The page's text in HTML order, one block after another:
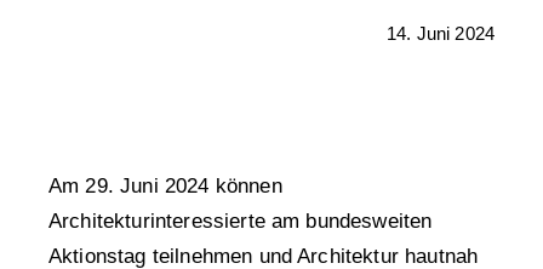
14. Juni 2024
Am 29. Juni 2024 können
Architekturinteressierte am bundesweiten
Aktionstag teilnehmen und Architektur hautnah